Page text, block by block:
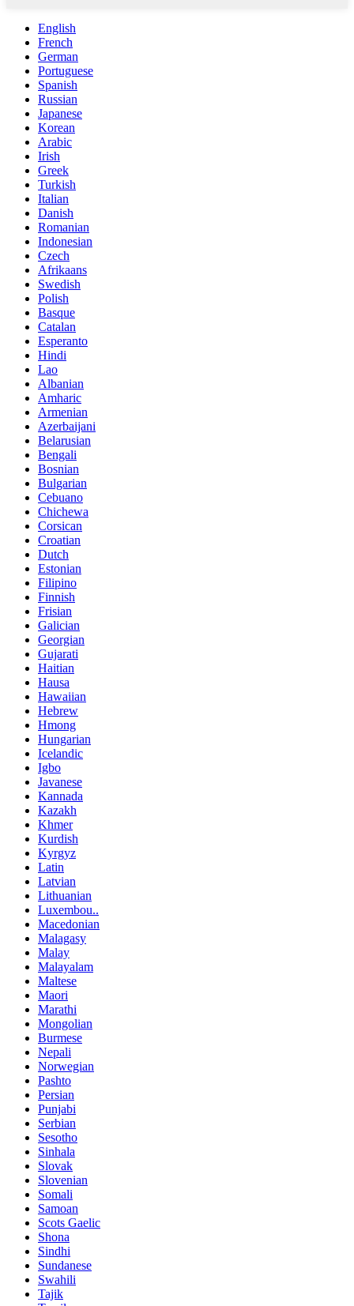
English
French
German
Portuguese
Spanish
Russian
Japanese
Korean
Arabic
Irish
Greek
Turkish
Italian
Danish
Romanian
Indonesian
Czech
Afrikaans
Swedish
Polish
Basque
Catalan
Esperanto
Hindi
Lao
Albanian
Amharic
Armenian
Azerbaijani
Belarusian
Bengali
Bosnian
Bulgarian
Cebuano
Chichewa
Corsican
Croatian
Dutch
Estonian
Filipino
Finnish
Frisian
Galician
Georgian
Gujarati
Haitian
Hausa
Hawaiian
Hebrew
Hmong
Hungarian
Icelandic
Igbo
Javanese
Kannada
Kazakh
Khmer
Kurdish
Kyrgyz
Latin
Latvian
Lithuanian
Luxembou..
Macedonian
Malagasy
Malay
Malayalam
Maltese
Maori
Marathi
Mongolian
Burmese
Nepali
Norwegian
Pashto
Persian
Punjabi
Serbian
Sesotho
Sinhala
Slovak
Slovenian
Somali
Samoan
Scots Gaelic
Shona
Sindhi
Sundanese
Swahili
Tajik